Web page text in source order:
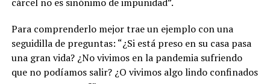
Para comprenderlo mejor trae un ejemplo con una
seguidilla de preguntas: “¿Si está preso en su casa pasa
una gran vida? ¿No vivimos en la pandemia sufriendo
que no podíamos salir? ¿O vivimos algo lindo confinados